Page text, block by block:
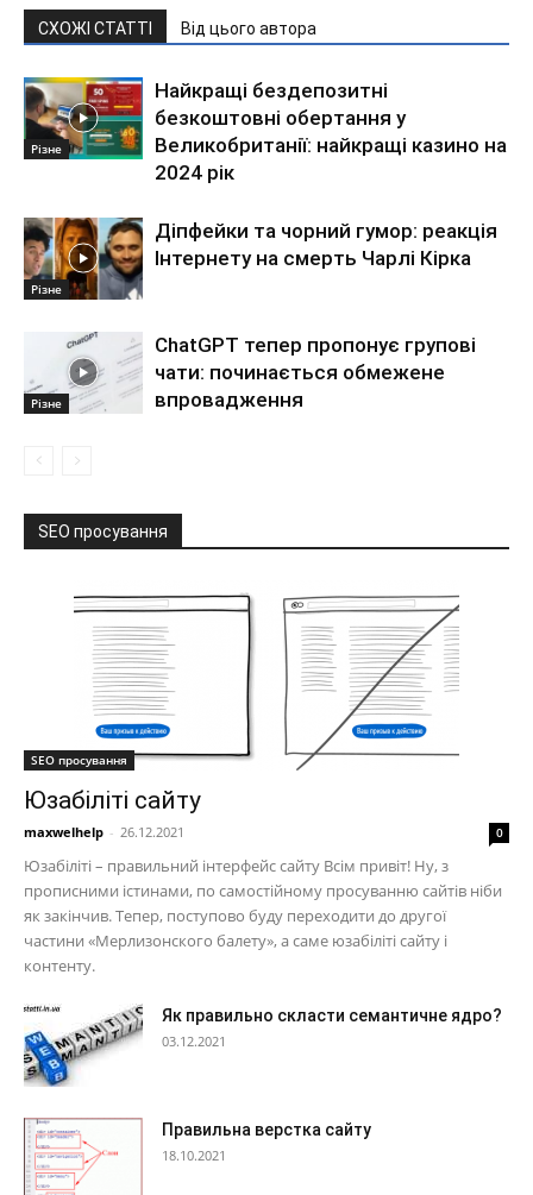
СХОЖІ СТАТТІ Від цього автора
Різне
Найкращі бездепозитні
безкоштовні обертання у
Великобританії: найкращі казино на
2024 рік
Різне
Діпфейки та чорний гумор: реакція
Інтернету на смерть Чарлі Кірка
Різне
ChatGPT тепер пропонує групові
чати: починається обмежене
впровадження
SEO просування
SEO просування
Юзабіліті сайту
maxwelhelp - 26.12.2021 0
Юзабіліті – правильний інтерфейс сайту Всім привіт! Ну, з
прописними істинами, по самостійному просуванню сайтів ніби
як закінчив. Тепер, поступово буду переходити до другої
частини «Мерлизонского балету», а саме юзабіліті сайту і
контенту.
Як правильно скласти семантичне ядро?
03.12.2021
Правильна верстка сайту
18.10.2021